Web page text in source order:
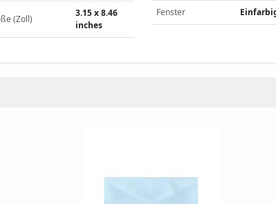
(Zoll)
3.15 x 8.46
inches
Fenster